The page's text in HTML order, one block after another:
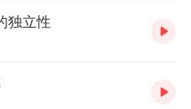
独立性